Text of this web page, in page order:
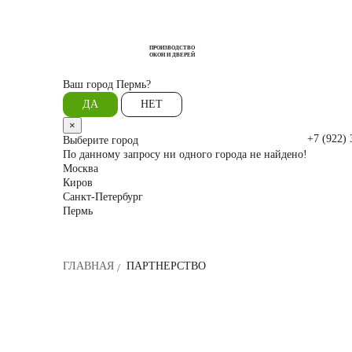
ПРОИЗВОДСТВО
ОКОН И ДВЕРЕЙ
Ваш город Пермь?
ДА
НЕТ
×
Выберите город
По данному запросу ни одного города не найдено!
Москва
Киров
Санкт-Петербург
Пермь
+7 (922)
ГЛАВНАЯ ПАРТНЕРСТВО